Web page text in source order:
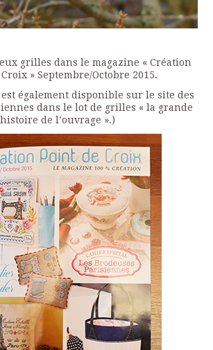
grilles dans le magazine « Création
» Septembre/Octobre 2015.
également disponible sur le site des
dans le lot de grilles « la grande
histoire de l’ouvrage ».)